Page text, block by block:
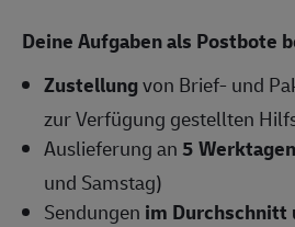
Deine Aufgaben als Postbote
Zustellungvon Brief- und
zur Verfügung gestellten
Auslieferung an5 Werktagen
und Samstag)
Sendungen im Durchschnitt